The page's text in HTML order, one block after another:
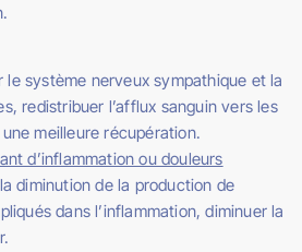
le système nerveux sympathique et la
redistribuer l’afflux sanguin vers les
meilleure récupération.
d’inflammation ou douleurs
diminution de la production de
dans l’inflammation, diminuer la